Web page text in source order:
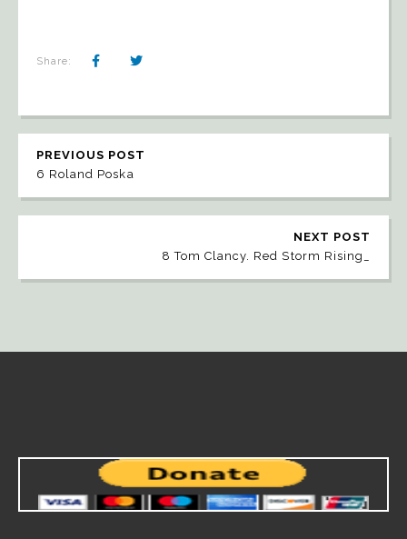
Share:
PREVIOUS POST
6 Roland Poska
NEXT POST
8 Tom Clancy. Red Storm Rising_